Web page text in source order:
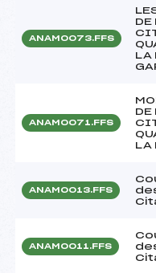
ANAM0073.FFS
DE
LA
ANAM0071.FFS
DE
LA
ANAM0013.FFS
ANAM0011.FFS